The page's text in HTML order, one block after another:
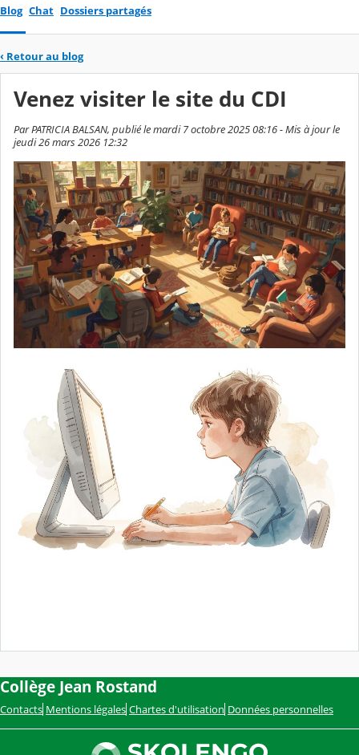
Blog Chat Dossiers partagés
‹ Retour au blog
Venez visiter le site du CDI
Par PATRICIA BALSAN, publié le mardi 7 octobre 2025 08:16 - Mis à jour le
jeudi 26 mars 2026 12:32
Collège Jean Rostand
Contacts Mentions légales Chartes d'utilisation Données personnelles